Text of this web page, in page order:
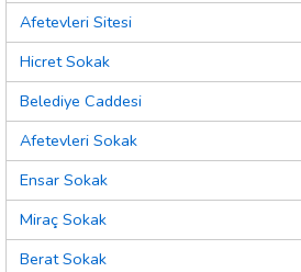
Afetevleri Sitesi
Hicret Sokak
Belediye Caddesi
Afetevleri Sokak
Ensar Sokak
Miraç Sokak
Berat Sokak